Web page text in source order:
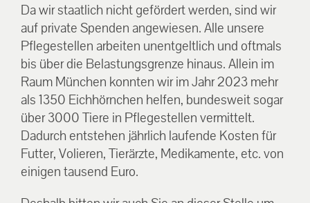
Da wir staatlich nicht gefördert werden, sind wir
auf private Spenden angewiesen. Alle unsere
Pflegestellen arbeiten unentgeltlich und oftmals
bis über die Belastungsgrenze hinaus. Allein im
Raum München konnten wir im Jahr 2023 mehr
als 1350 Eichhörnchen helfen, bundesweit sogar
über 3000 Tiere in Pflegestellen vermittelt.
Dadurch entstehen jährlich laufende Kosten für
Futter, Volieren, Tierärzte, Medikamente, etc. von
einigen tausend Euro.